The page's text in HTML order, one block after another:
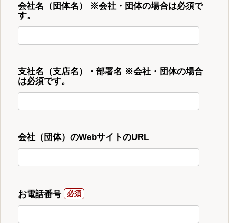
会社名（団体名） ※会社・団体の場合は必須で
す。
支社名（支店名）・部署名 ※会社・団体の場合
は必須です。
会社（団体）のWebサイトのURL
お電話番号